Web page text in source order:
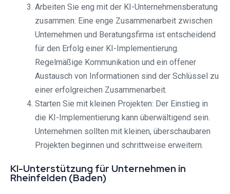
Arbeiten Sie eng mit der KI-Unternehmensberatung
zusammen: Eine enge Zusammenarbeit zwischen
Unternehmen und Beratungsfirma ist entscheidend
für den Erfolg einer KI-Implementierung.
Regelmäßige Kommunikation und ein offener
Austausch von Informationen sind der Schlüssel zu
einer erfolgreichen Zusammenarbeit.
Starten Sie mit kleinen Projekten: Der Einstieg in
die KI-Implementierung kann überwältigend sein.
Unternehmen sollten mit kleinen, überschaubaren
Projekten beginnen und schrittweise erweitern.
KI-Unterstützung für Unternehmen in
Rheinfelden (Baden)